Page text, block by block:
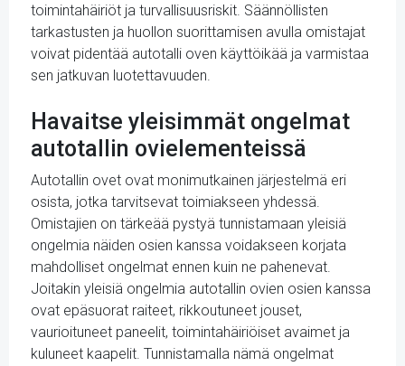
toimintahäiriöt ja turvallisuusriskit. Säännöllisten
tarkastusten ja huollon suorittamisen avulla omistajat
voivat pidentää autotalli oven käyttöikää ja varmistaa
sen jatkuvan luotettavuuden.
Havaitse yleisimmät ongelmat
autotallin ovielementeissä
Autotallin ovet ovat monimutkainen järjestelmä eri
osista, jotka tarvitsevat toimiakseen yhdessä.
Omistajien on tärkeää pystyä tunnistamaan yleisiä
ongelmia näiden osien kanssa voidakseen korjata
mahdolliset ongelmat ennen kuin ne pahenevat.
Joitakin yleisiä ongelmia autotallin ovien osien kanssa
ovat epäsuorat raiteet, rikkoutuneet jouset,
vaurioituneet paneelit, toimintahäiriöiset avaimet ja
kuluneet kaapelit. Tunnistamalla nämä ongelmat